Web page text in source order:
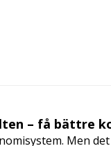
– få bättre
Men